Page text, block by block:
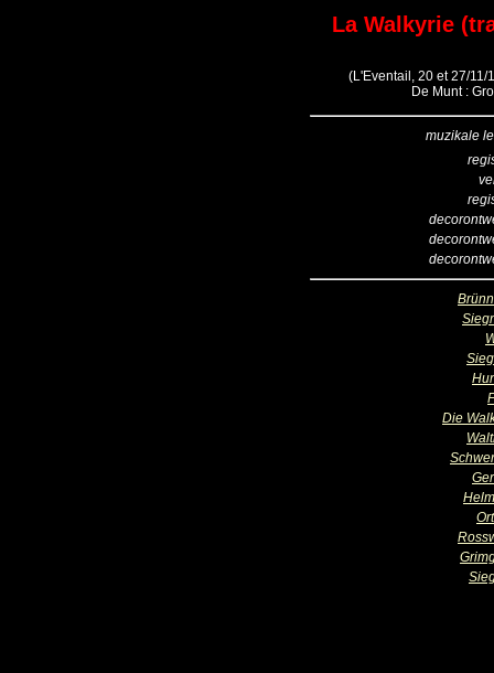
La Walkyrie
(L'Eventail, 20 et 27/11/
De Munt :
muzikale
Die